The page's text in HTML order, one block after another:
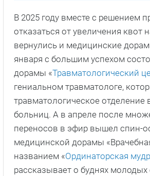
В 2025 году вместе с решением
отказаться от увеличения квот
вернулись и медицинские
января с большим успехом
дорамы «Травматологический
гениальном травматологе,
травматологическое отделение
больниц. А в апреле после
переносов в эфир вышел спин-
медицинской дорамы
названием «Ординаторская
рассказывает о буднях